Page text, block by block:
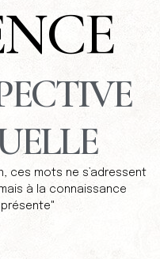
ces mots ne s’adressent
à la connaissance